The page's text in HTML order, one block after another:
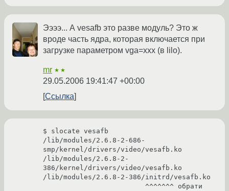
Ээээ... А vesafb это разве модуль? Это ж
вроде часть ядра, которая включается при
загрузке параметром vga=xxx (в lilo).
mr ★★
29.05.2006 19:41:47 +00:00
Ссылка
$ slocate vesafb
/lib/modules/2.6.8-2-686-
smp/kernel/drivers/video/vesafb.ko
/lib/modules/2.6.8-2-
386/kernel/drivers/video/vesafb.ko
/lib/modules/2.6.8-2-386/initrd/vesafb.ko